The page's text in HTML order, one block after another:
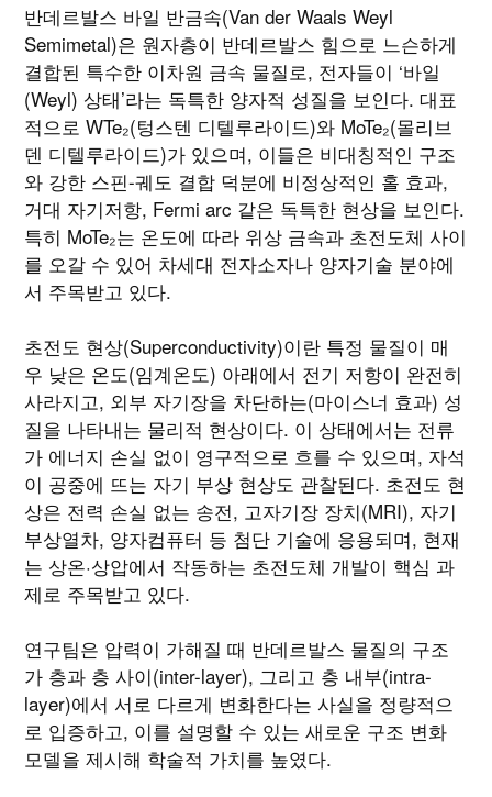
반데르발스 바일 반금속(Van der Waals Weyl
Semimetal)은 원자층이 반데르발스 힘으로 느슨하게
결합된 특수한 이차원 금속 물질로, 전자들이 ‘바일
(Weyl) 상태’라는 독특한 양자적 성질을 보인다. 대표
적으로 WTe₂(텅스텐 디텔루라이드)와 MoTe₂(몰리브
덴 디텔루라이드)가 있으며, 이들은 비대칭적인 구조
와 강한 스핀-궤도 결합 덕분에 비정상적인 홀 효과,
거대 자기저항, Fermi arc 같은 독특한 현상을 보인다.
특히 MoTe₂는 온도에 따라 위상 금속과 초전도체 사이
를 오갈 수 있어 차세대 전자소자나 양자기술 분야에
서 주목받고 있다.
초전도 현상(Superconductivity)이란 특정 물질이 매
우 낮은 온도(임계온도) 아래에서 전기 저항이 완전히
사라지고, 외부 자기장을 차단하는(마이스너 효과) 성
질을 나타내는 물리적 현상이다. 이 상태에서는 전류
가 에너지 손실 없이 영구적으로 흐를 수 있으며, 자석
이 공중에 뜨는 자기 부상 현상도 관찰된다. 초전도 현
상은 전력 손실 없는 송전, 고자기장 장치(MRI), 자기
부상열차, 양자컴퓨터 등 첨단 기술에 응용되며, 현재
는 상온·상압에서 작동하는 초전도체 개발이 핵심 과
제로 주목받고 있다.
연구팀은 압력이 가해질 때 반데르발스 물질의 구조
가 층과 층 사이(inter-layer), 그리고 층 내부(intra-
layer)에서 서로 다르게 변화한다는 사실을 정량적으
로 입증하고, 이를 설명할 수 있는 새로운 구조 변화
모델을 제시해 학술적 가치를 높였다.